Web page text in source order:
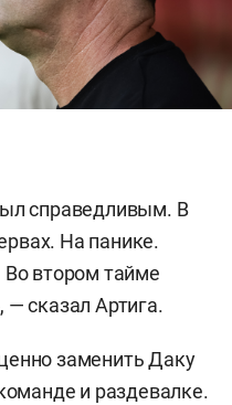
справедливым. В
На панике.
Во втором тайме
— сказал Артига.
заменить Даку
и раздевалке.